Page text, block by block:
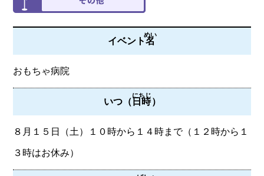
イベント名
めい
おもちゃ病院
いつ（日時
にちじ
）
８月１５日（土）１０時から１４時まで（１２時から１
３時はお休み）